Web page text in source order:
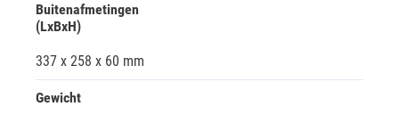
Buitenafmetingen
(LxBxH)
337 x 258 x 60 mm
Gewicht